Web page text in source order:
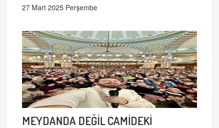
27 Mart 2025 Perşembe
MEYDANDA DEĞİL CAMİDEKİ